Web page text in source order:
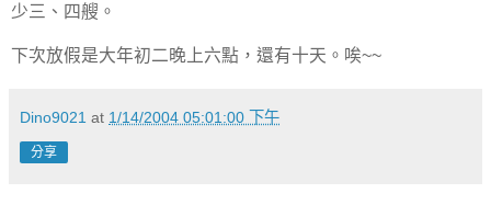
少三、四艘。
下次放假是大年初二晚上六點，還有十天。唉~~
Dino9021 at 1/14/2004 05:01:00 下午
分享